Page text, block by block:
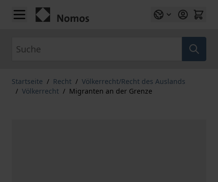
Zum Inhalt springen
Startseite / Recht / Völkerrecht/Recht des Auslands
/ Völkerrecht / Migranten an der Grenze